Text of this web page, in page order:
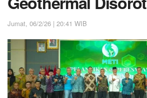
Jumat, 06/2/26 | 20:41 WIB